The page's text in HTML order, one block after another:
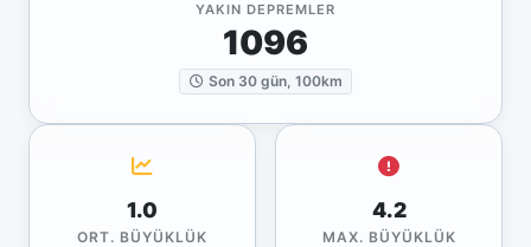
YAKIN DEPREMLER
1096
Son 30 gün, 100km
1.0
ORT. BÜYÜKLÜK
4.2
MAX. BÜYÜKLÜK